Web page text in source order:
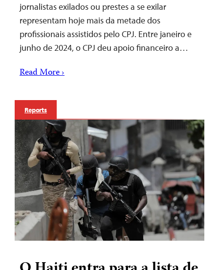
jornalistas exilados ou prestes a se exilar
representam hoje mais da metade dos
profissionais assistidos pelo CPJ. Entre janeiro e
junho de 2024, o CPJ deu apoio financeiro a…
Read More ›
Reports